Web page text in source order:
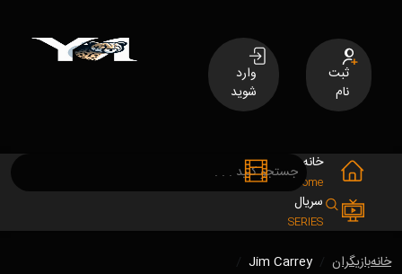
ثبت
نام
وارد
شوید
خانه
Home
سریال
SERIES
خانهبازیگران Jim Carrey